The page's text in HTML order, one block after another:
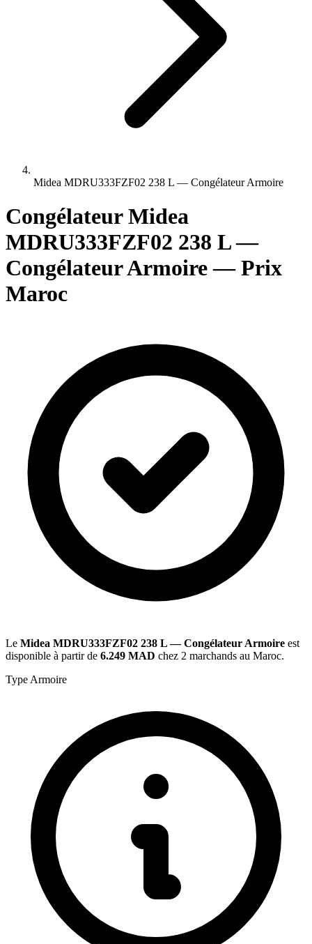
Midea MDRU333FZF02 238 L — Congélateur Armoire
Congélateur Midea
MDRU333FZF02 238 L —
Congélateur Armoire — Prix
Maroc
Le Midea MDRU333FZF02 238 L — Congélateur Armoire est
disponible à partir de 6.249 MAD chez 2 marchands au Maroc.
Type Armoire